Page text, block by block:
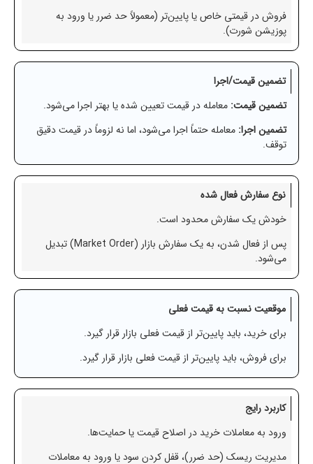
فروش در قیمتی خاص یا پایین‌تر (معمولاً حد ضرر یا ورود به
پوزیشن شورت).
تضمین قیمت/اجرا
تضمین قیمت: معامله در قیمت تعیین شده یا بهتر اجرا می‌شود.
تضمین اجرا: معامله حتماً اجرا می‌شود، اما نه لزوماً در قیمت دقیق
توقف.
نوع سفارش فعال شده
خودش یک سفارش محدود است.
پس از فعال شدن، به یک سفارش بازار (Market Order) تبدیل
می‌شود.
موقعیت نسبت به قیمت فعلی
برای خرید، باید پایین‌تر از قیمت فعلی بازار قرار گیرد.
برای فروش، باید پایین‌تر از قیمت فعلی بازار قرار گیرد.
کاربرد رایج
ورود به معاملات خرید در اصلاح قیمت یا حمایت‌ها.
مدیریت ریسک (حد ضرر)، قفل کردن سود یا ورود به معاملات